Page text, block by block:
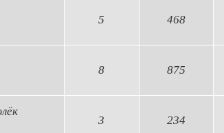
5 468
8 875
3 234